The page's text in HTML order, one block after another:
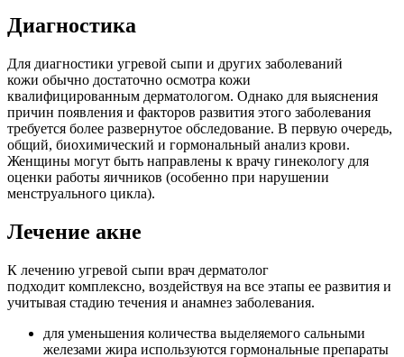
Диагностика
Для диагностики угревой сыпи и других заболеваний
кожи обычно достаточно осмотра кожи
квалифицированным дерматологом. Однако для выяснения
причин появления и факторов развития этого заболевания
требуется более развернутое обследование. В первую очередь,
общий, биохимический и гормональный анализ крови.
Женщины могут быть направлены к врачу гинекологу для
оценки работы яичников (особенно при нарушении
менструального цикла).
Лечение акне
К лечению угревой сыпи врач дерматолог
подходит комплексно, воздействуя на все этапы ее развития и
учитывая стадию течения и анамнез заболевания.
для уменьшения количества выделяемого сальными
железами жира используются гормональные препараты